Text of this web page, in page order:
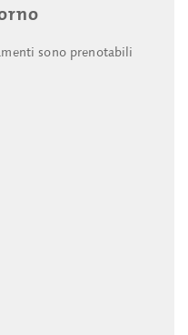
sono prenotabili